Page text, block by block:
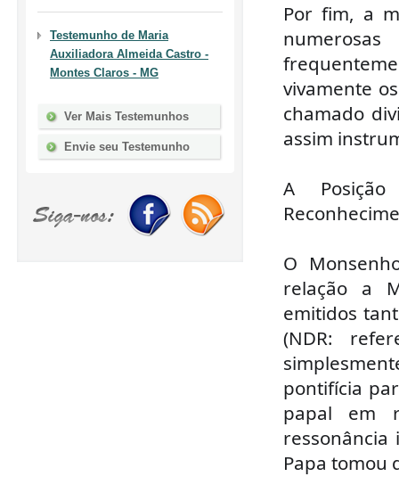
Por fim, a
vivamente
chamado
assim
A
O
relação a
emitidos
(NDR:
pontifícia
papal em
Papa tomou
Testemunho de Maria
Auxiliadora Almeida Castro -
Montes Claros - MG
Ver Mais Testemunhos
Envie seu Testemunho